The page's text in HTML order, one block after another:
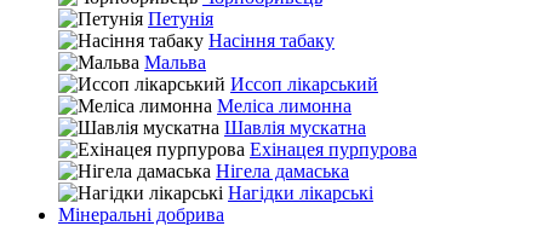
Петунія
Насіння табаку
Мальва
Иссоп лікарський
Меліса лимонна
Шавлія мускатна
Ехінацея пурпурова
Нігела дамаська
Нагідки лікарські
Мінеральні добрива